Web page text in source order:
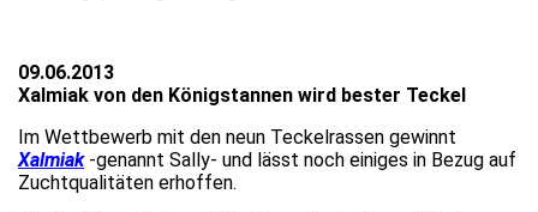
09.06.2013
Xalmiak von den Königstannen wird bester Teckel
Im Wettbewerb mit den neun Teckelrassen gewinnt
Xalmiak-genannt Sally- und lässt noch einiges in Bezug auf
Zuchtqualitäten erhoffen.